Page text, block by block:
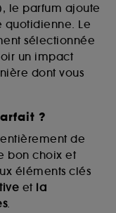
le parfum ajoute
quotidienne. Le
sélectionnée
un impact
dont vous
?
de
bon choix et
éléments clés
et la
.
utilisés afin de
à votre
sur le site
et mot de
le dépôt et la
accord. Vous
le dépôt
mes
accepter".
de
pour les